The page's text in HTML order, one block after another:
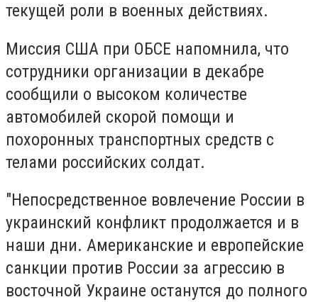
текущей роли в военных действиях.
Миссия США при ОБСЕ напомнила, что
сотрудники организации в декабре
сообщили о высоком количестве
автомобилей скорой помощи и
похоронных транспортных средств с
телами российских солдат.
"Непосредственное вовлечение России в
украинский конфликт продолжается и в
наши дни. Американские и европейские
санкции против России за агрессию в
восточной Украине останутся до полного